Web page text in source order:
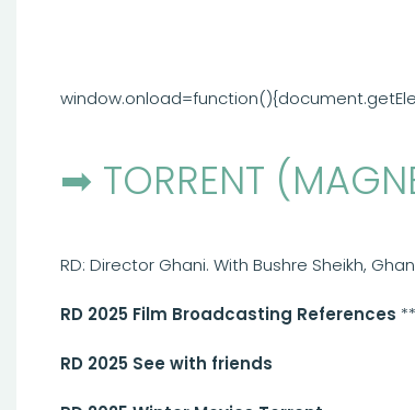
➡ TORRENT
RD: Director Ghani. With Bushre Sheikh,
RD 2025 Film Broadcasting References **
RD 2025 See with friends